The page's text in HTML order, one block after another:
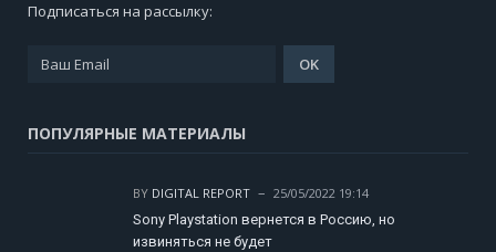
Подписаться на рассылку:
ПОПУЛЯРНЫЕ МАТЕРИАЛЫ
BY DIGITAL REPORT
25/05/2022 19:14
Sony Playstation вернется в Россию, но
извиняться не будет